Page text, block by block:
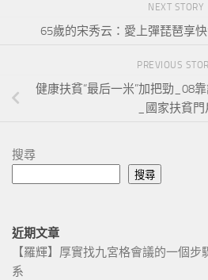
NEXT STORY
65歲的宋秀云：愛上彈琵琶享
PREVIOUS
健康扶貧“最后一米”加把勁_08
_國家扶貧門
搜尋
搜尋
近期文章
【羅輝】厚實找九宮格會議的一個
系